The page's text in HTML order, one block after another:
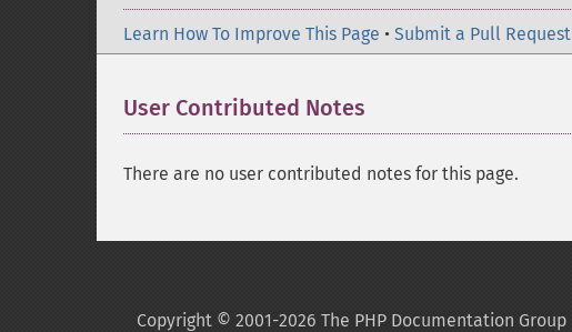
Learn How To Improve This Page • Submit a Pull Request
User Contributed Notes
There are no user contributed notes for this page.
Copyright © 2001-2026 The PHP Documentation Group